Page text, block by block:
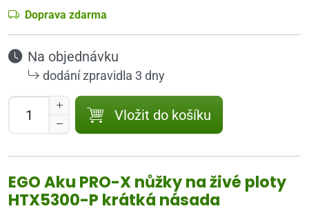
Doprava zdarma
Na objednávku
dodání zpravidla 3 dny
Vložit do košíku
EGO Aku PRO-X nůžky na živé ploty
HTX5300-P krátká násada